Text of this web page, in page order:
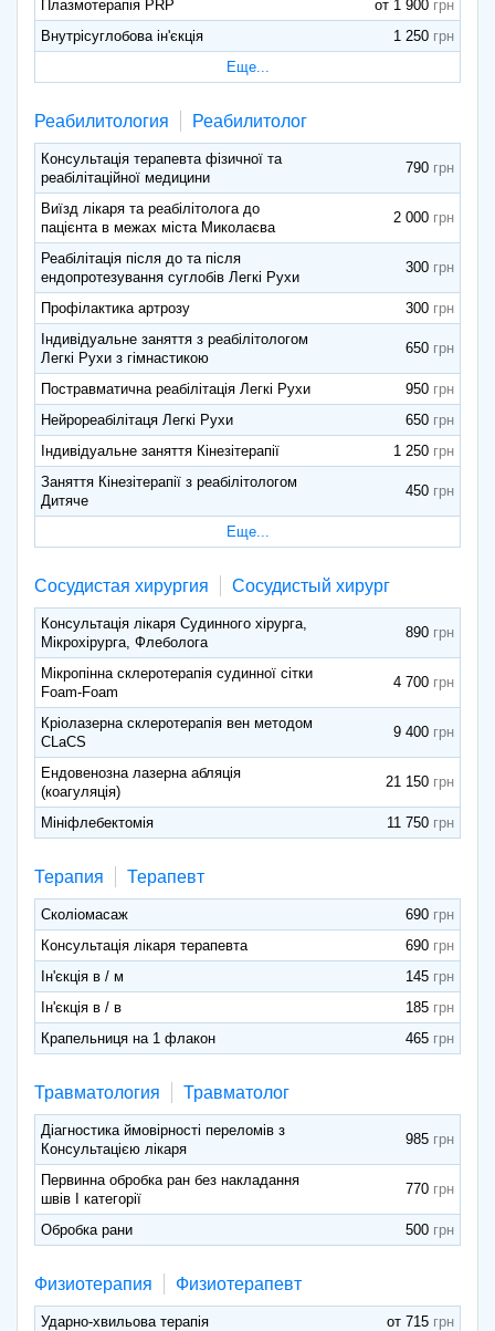
Плазмотерапія PRP
от 1 900
Внутрісуглобова ін'єкція
1 250
Еще...
Реабилитология Реабилитолог
Консультація терапевта фізичної та
реабілітаційної медицини
790
Виїзд лікаря та реабілітолога до
пацієнта в межах міста Миколаєва
2 000
Реабілітація після до та після
ендопротезування суглобів Легкі Рухи
300
Профілактика артрозу
300
Індивідуальне заняття з реабілітологом
Легкі Рухи з гімнастикою
650
Постравматична реабілітація Легкі Рухи
950
Нейрореабілітаця Легкі Рухи
650
Індивідуальне заняття Кінезітерапії
1 250
Заняття Кінезітерапії з реабілітологом
Дитяче
450
Еще...
Сосудистая хирургия Сосудистый хирург
Консультація лікаря Судинного хірурга,
Мікрохірурга, Флеболога
890
Мікропінна склеротерапія судинної сітки
Foam-Foam
4 700
Кріолазерна склеротерапія вен методом
CLaCS
9 400
Ендовенозна лазерна абляція
(коагуляція)
21 150
Мініфлебектомія 11 750
Терапия Терапевт
Сколіомасаж
690
Консультація лікаря терапевта
690
Ін'єкція в / м
145
Ін'єкція в / в
185
Крапельниця на 1 флакон
465
Травматология Травматолог
Діагностика ймовірності переломів з
Консультацією лікаря
985
Первинна обробка ран без накладання
швів І категорії
770
Обробка рани 500
Физиотерапия Физиотерапевт
Ударно-хвильова терапія от 715